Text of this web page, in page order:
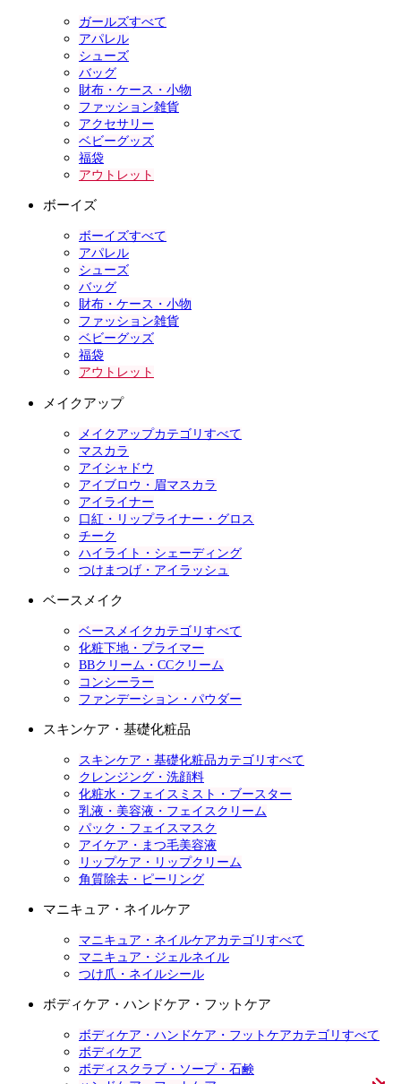
ガールズすべて
アパレル
シューズ
バッグ
財布・ケース・小物
ファッション雑貨
アクセサリー
ベビーグッズ
福袋
アウトレット
ボーイズ
ボーイズすべて
アパレル
シューズ
バッグ
財布・ケース・小物
ファッション雑貨
ベビーグッズ
福袋
アウトレット
メイクアップ
メイクアップカテゴリすべて
マスカラ
アイシャドウ
アイブロウ・眉マスカラ
アイライナー
口紅・リップライナー・グロス
チーク
ハイライト・シェーディング
つけまつげ・アイラッシュ
ベースメイク
ベースメイクカテゴリすべて
化粧下地・プライマー
BBクリーム・CCクリーム
コンシーラー
ファンデーション・パウダー
スキンケア・基礎化粧品
スキンケア・基礎化粧品カテゴリすべて
クレンジング・洗顔料
化粧水・フェイスミスト・ブースター
乳液・美容液・フェイスクリーム
パック・フェイスマスク
アイケア・まつ毛美容液
リップケア・リップクリーム
角質除去・ピーリング
マニキュア・ネイルケア
マニキュア・ネイルケアカテゴリすべて
マニキュア・ジェルネイル
つけ爪・ネイルシール
ボディケア・ハンドケア・フットケア
ボディケア・ハンドケア・フットケアカテゴリすべて
ボディケア
ボディスクラブ・ソープ・石鹸